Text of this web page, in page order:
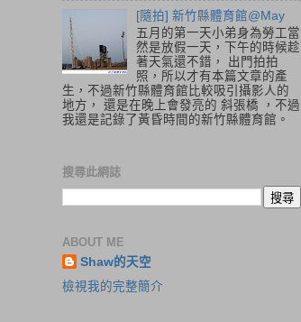
[隨拍] 新竹縣體育館@May
五月的第一天小弟身為勞工當
然是放假一天，下午的時候趁
著天氣還不錯， 出門拍拍
照，所以才有本篇文章的產
生，不過新竹縣體育館比較吸引攝影人的
地方， 還是在晚上會發亮的 斜張橋 ，不過
我還是記錄了黃昏時間的新竹縣體育館。
搜尋此網誌
ABOUT ME
Shaw的天空
檢視我的完整簡介